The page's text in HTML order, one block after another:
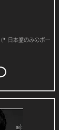
日本盤のみのボー